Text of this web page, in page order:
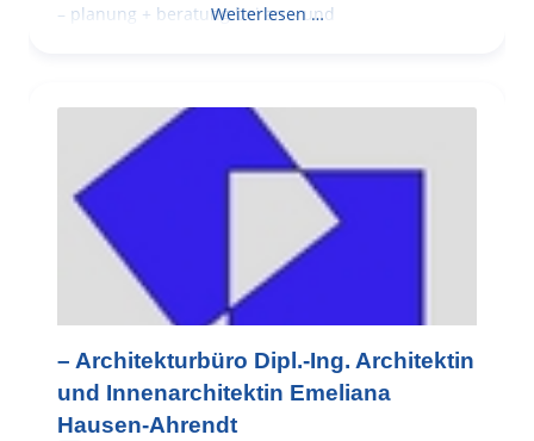
– planung + beratung bei an – und
Weiterlesen …
– Architekturbüro Dipl.-Ing. Architektin
und Innenarchitektin Emeliana
Hausen-Ahrendt